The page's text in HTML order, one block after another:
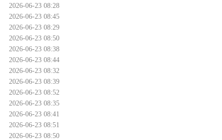
2026-06-23 08:28
2026-06-23 08:45
2026-06-23 08:29
2026-06-23 08:50
2026-06-23 08:38
2026-06-23 08:44
2026-06-23 08:32
2026-06-23 08:39
2026-06-23 08:52
2026-06-23 08:35
2026-06-23 08:41
2026-06-23 08:51
2026-06-23 08:50